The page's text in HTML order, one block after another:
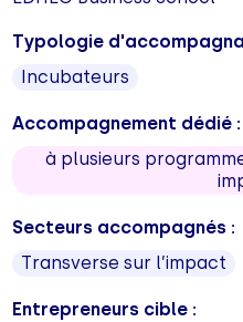
Typologie
Incubateurs
Accompagnement dédié :
à plusieurs
Secteurs accompagnés :
Transverse sur l’impact
Entrepreneurs cible :